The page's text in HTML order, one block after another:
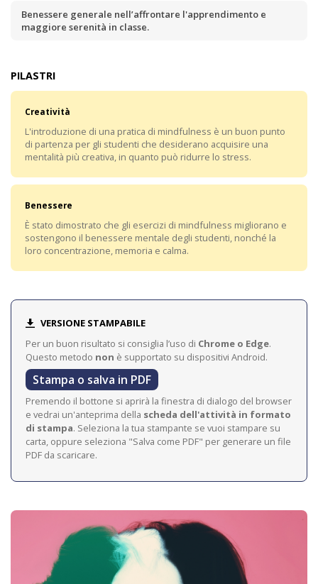
Benessere generale nell’affrontare l'apprendimento e
maggiore serenità in classe.
PILASTRI
Creatività
L'introduzione di una pratica di mindfulness è un buon punto
di partenza per gli studenti che desiderano acquisire una
mentalità più creativa, in quanto può ridurre lo stress.
Benessere
È stato dimostrato che gli esercizi di mindfulness migliorano e
sostengono il benessere mentale degli studenti, nonché la
loro concentrazione, memoria e calma.
VERSIONE STAMPABILE
Per un buon risultato si consiglia l’uso di Chrome o Edge.
Questo metodo non è supportato su dispositivi Android.
Stampa o salva in PDF
Premendo il bottone si aprirà la finestra di dialogo del browser
e vedrai un'anteprima della scheda dell'attività in formato
di stampa. Seleziona la tua stampante se vuoi stampare su
carta, oppure seleziona "Salva come PDF" per generare un file
PDF da scaricare.